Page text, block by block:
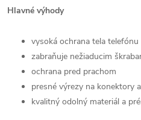
Hlavné výhody
vysoká ochrana tela telefónu
zabraňuje nežiaducim
ochrana pred prachom
presné výrezy na konektory
kvalitný odolný materiál a